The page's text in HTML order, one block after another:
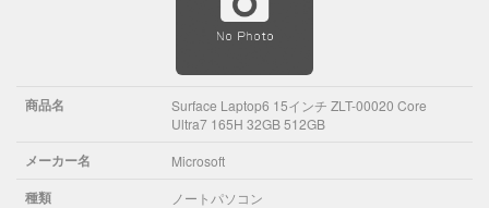
商品名
Surface Laptop6 15インチ ZLT-00020 Core
Ultra7 165H 32GB 512GB
メーカー名 Microsoft
種類 ノートパソコン